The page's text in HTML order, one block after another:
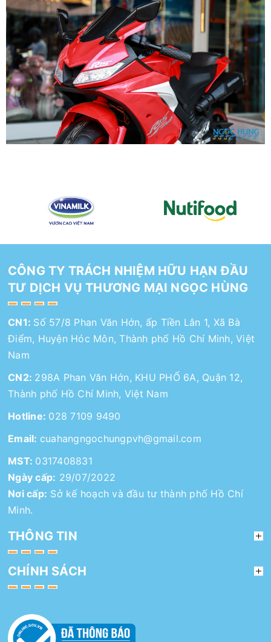
CÔNG TY TRÁCH NHIỆM HỮU HẠN ĐẦU
TƯ DỊCH VỤ THƯƠNG MẠI NGỌC HÙNG
CN1: Số 57/8 Phan Văn Hớn, ấp Tiền Lân 1, Xã Bà
Điểm, Huyện Hóc Môn, Thành phố Hồ Chí Minh, Việt
Nam
CN2: 298A Phan Văn Hớn, KHU PHỐ 6A, Quận 12,
Thành phố Hồ Chí Minh, Việt Nam
Hotline: 028 7109 9490
Email: cuahangngochungpvh@gmail.com
MST: 0317408831
Ngày cấp: 29/07/2022
Nơi cấp: Sở kế hoạch và đầu tư thành phố Hồ Chí
Minh.
THÔNG TIN
CHÍNH SÁCH